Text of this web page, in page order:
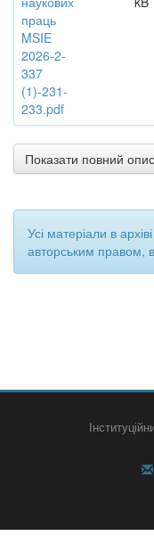
праць
MSIE
2026-2-
337
(1)-231-
233.pdf
Показати повний
Усі матеріали в
авторським правом,